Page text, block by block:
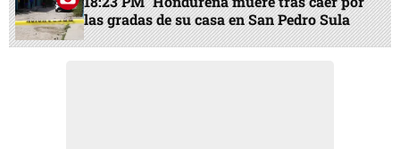
las gradas de su casa en San Pedro Sula